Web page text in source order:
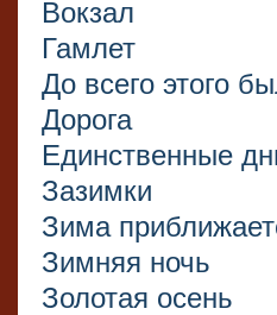
Вокзал
Гамлет
До всего этого
Дорога
Единственные
Зазимки
Зима
Зимняя ночь
Золотая осень